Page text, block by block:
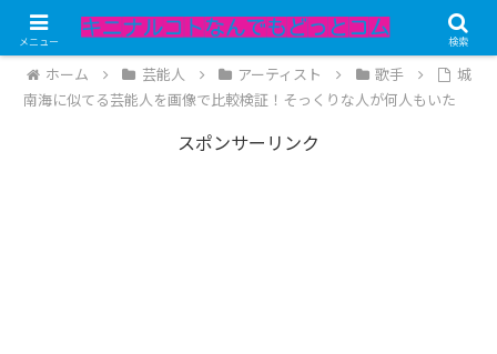
記事内にPRが含まれています。
ホーム 芸能人 アーティスト 歌手
城
南海に似てる芸能人を画像で比較検証！そっくりな人が何人もいた
スポンサーリンク
メニュー 検索